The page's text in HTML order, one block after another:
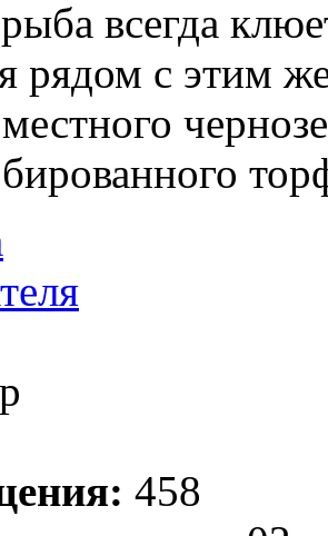
всегда
рядом с этим
458